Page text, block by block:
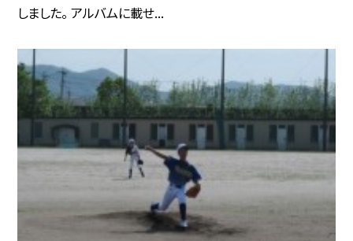
しました。 アルバムに載せ...